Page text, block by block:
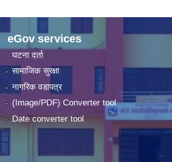
eGov services
घटना दर्ता
सामाजिक सुरक्षा
नागरिक वडापत्र
(Image/PDF) Converter tool
Date converter tool